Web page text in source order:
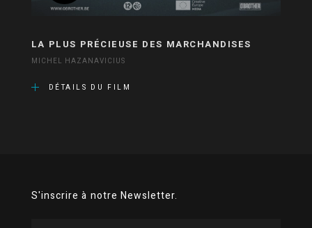
LA PLUS PRÉCIEUSE DES MARCHANDISES
MICHEL HAZANAVICIUS
DÉTAILS DU FILM
S'inscrire à notre Newsletter.